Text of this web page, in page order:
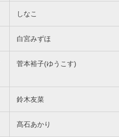
しなこ
白宮みずほ
菅本裕子(ゆうこす)
鈴木友菜
髙石あかり